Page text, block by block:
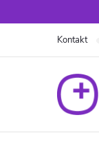
na
Kontakt